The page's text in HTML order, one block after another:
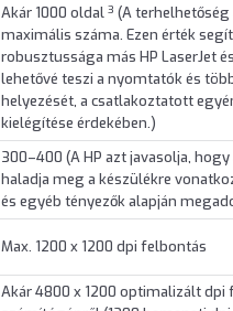
Akár 1000 oldal 3 (A
maximális száma. Ezen érték
robusztussága más HP LaserJet
lehetővé teszi a nyomtatók és
helyezését, a csatlakoztatott
kielégítése érdekében.)
300–400 (A HP azt javasolja,
haladja meg a készülékre
és egyéb tényezők alapján
Max. 1200 x 1200 dpi felbontás
Akár 4800 x 1200 optimalizált